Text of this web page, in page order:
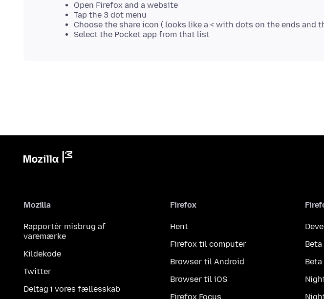
Open Firefox and a website
Tap the 3 dot menu
Choose the share icon ( looks like a < with dots on the ends and
Select the Pocket app from that list
Mozilla
Rapportér misbrug af
varemærke
Kildekode
Twitter
Deltag i vores fællesskab
Firefox
Hent
Firefox til computer
Browser til Android
Browser til iOS
Firefox Focus
Beta